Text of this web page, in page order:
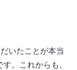
いたことが本当
。これからも、